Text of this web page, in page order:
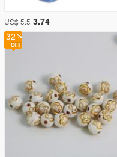
US$ 5.5 3.74
32